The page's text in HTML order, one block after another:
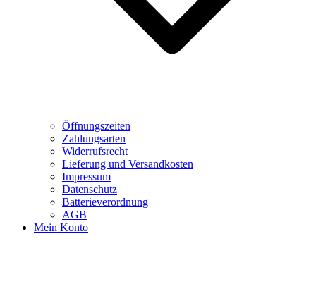
Öffnungszeiten
Zahlungsarten
Widerrufsrecht
Lieferung und Versandkosten
Impressum
Datenschutz
Batterieverordnung
AGB
Mein Konto